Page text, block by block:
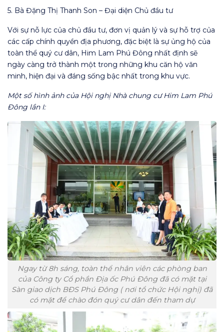
5. Bà Đặng Thị Thanh Son – Đại diện Chủ đầu tư
Với sự nỗ lực của chủ đầu tư, đơn vị quản lý và sự hỗ trợ của
các cấp chính quyền địa phương, đặc biệt là sự ủng hộ của
toàn thể quý cư dân, Him Lam Phú Đông nhất định sẽ
ngày càng trở thành một trong những khu căn hộ văn
minh, hiện đại và đáng sống bậc nhất trong khu vực.
Một số hình ảnh của Hội nghị Nhà chung cư Him Lam Phú
Đông lần I:
Ngay từ 8h sáng, toàn thể nhân viên các phòng ban
của Công ty Cổ phần Địa ốc Phú Đông đã có mặt tại
Sàn giao dịch BĐS Phú Đông ( nơi tổ chức Hội nghị) đã
có mặt để chào đón quý cư dân đến tham dự